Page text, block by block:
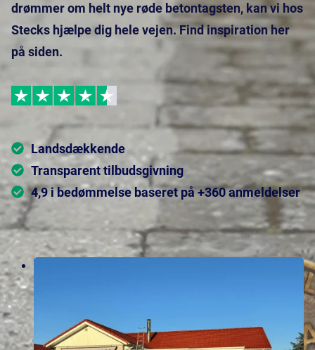
drømmer om helt nye røde betontagsten, kan vi hos
Stecks hjælpe dig hele vejen. Find inspiration her
på siden.
Landsdækkende
Transparent tilbudsgivning
4,9 i bedømmelse baseret på +360 anmeldelser